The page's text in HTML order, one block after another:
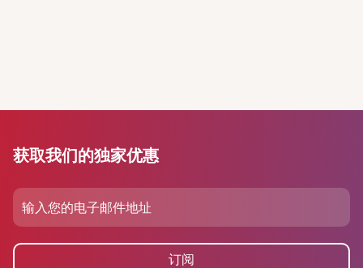
获取我们的独家优惠
订阅